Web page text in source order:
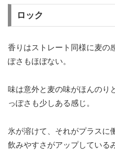
ロック
香りはストレート同様に麦の
ぽさもほぼない。
味は意外と麦の味がほんのり
っぽさも少しある感じ。
氷が溶けて、それがプラスに
飲みやすさがアップしている